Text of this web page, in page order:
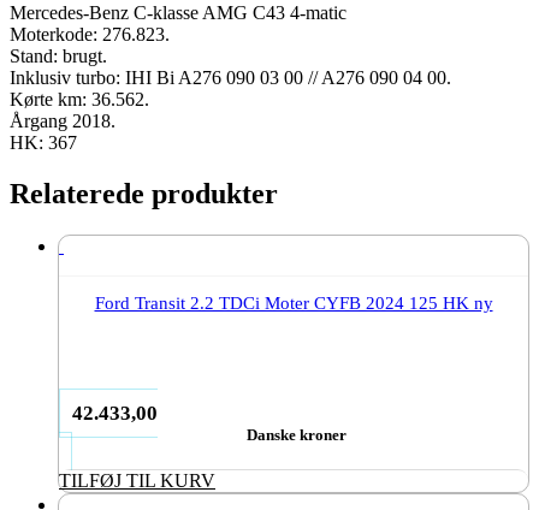
2018
367
HK
brugt
antal
Mercedes-Benz C-klasse AMG C43 4-matic
Moterkode: 276.823.
Stand: brugt.
Inklusiv turbo: IHI Bi A276 090 03 00 // A276 090 04 00.
Kørte km: 36.562.
Årgang 2018.
HK: 367
Relaterede produkter
Ford Transit 2.2 TDCi Moter CYFB 2024 125 HK ny
42.433,00
Danske kroner
TILFØJ TIL KURV